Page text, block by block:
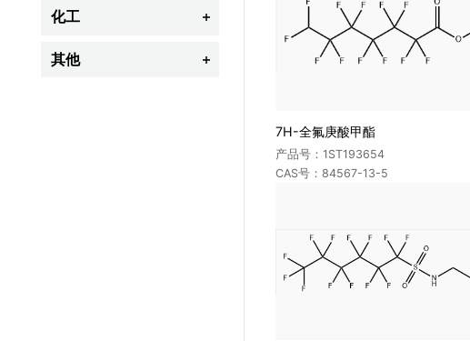
治疗药物(TDM)监测
染发剂
杀鼠剂
植物生长调节剂
抗菌药
其它类兽药
合成抗菌药
生物碱类
化工 
工业用香精及香料
其他 
7H-全氟庚酸甲酯
产品号：1ST193654
CAS号：84567-13-5